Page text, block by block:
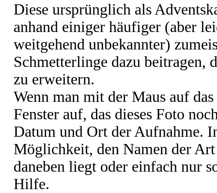
Diese ursprünglich als
anhand einiger häufiger (aber
weitgehend unbekannter)
Schmetterlinge dazu beitragen,
zu erweitern.
Wenn man mit der Maus auf
Fenster auf, das dieses Foto
Datum und Ort der Aufnahme.
Möglichkeit, den Namen der
daneben liegt oder einfach nur
Hilfe.